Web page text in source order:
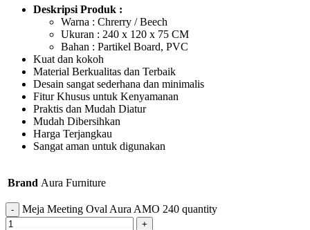
Deskripsi Produk :
Warna : Chrerry / Beech
Ukuran : 240 x 120 x 75 CM
Bahan : Partikel Board, PVC
Kuat dan kokoh
Material Berkualitas dan Terbaik
Desain sangat sederhana dan minimalis
Fitur Khusus untuk Kenyamanan
Praktis dan Mudah Diatur
Mudah Dibersihkan
Harga Terjangkau
Sangat aman untuk digunakan
Brand Aura Furniture
Meja Meeting Oval Aura AMO 240 quantity